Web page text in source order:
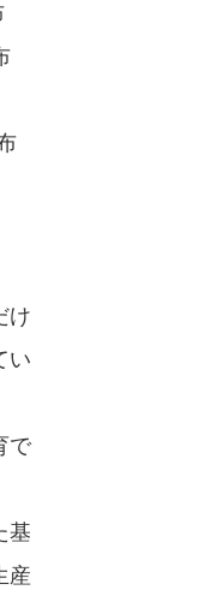
け
い
で
基
産